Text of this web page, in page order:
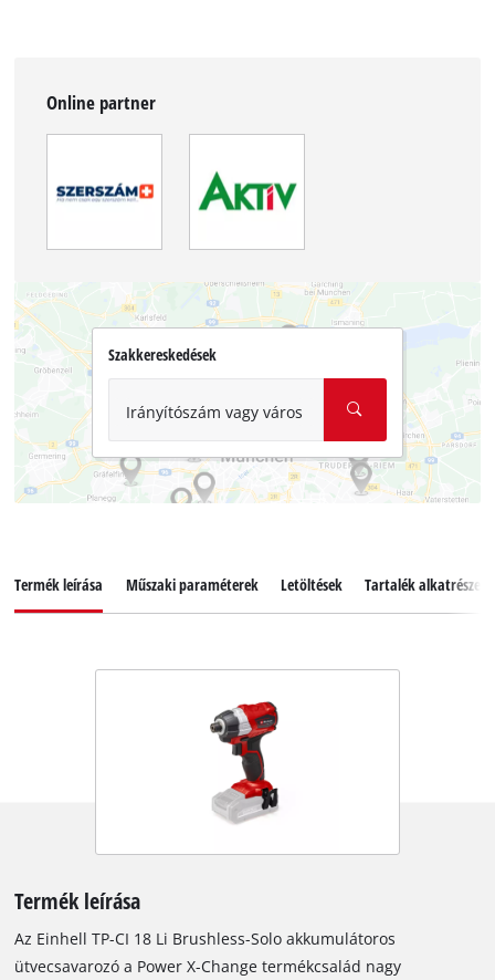
Online partner
Szakkereskedések
Irányítószám vagy város
Termék leírása Műszaki paraméterek Letöltések Tartalék alkatrészek
Termék leírása
Az Einhell TP-CI 18 Li Brushless-Solo akkumulátoros
ütvecsavarozó a Power X-Change termékcsalád nagy